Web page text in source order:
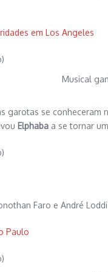
em Los Angeles
Musical
garotas se conheceram
Elphaba a se tornar
Faro e André
Paulo